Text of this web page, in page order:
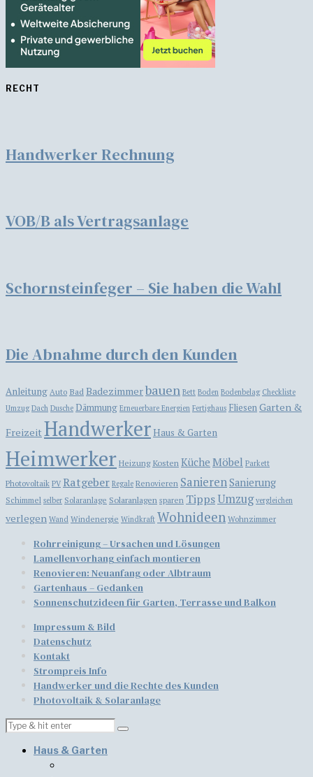
RECHT
Handwerker Rechnung
VOB/B als Vertragsanlage
Schornsteinfeger – Sie haben die Wahl
Die Abnahme durch den Kunden
Anleitung Auto Bad Badezimmerbauen Bett Boden Bodenbelag Checkliste
Umzug Dach Dusche Dämmung Erneuerbare Energien Fertighaus FliesenGarten &
FreizeitHandwerker Haus & Garten
Heimwerker Heizung Kosten Küche Möbel Parkett
Photovoltaik PV Ratgeber Regale Renovieren SanierenSanierung
Schimmel selber Solaranlage Solaranlagen sparen TippsUmzug vergleichen
verlegen Wand Windenergie Windkraft Wohnideen Wohnzimmer
Rohrreinigung – Ursachen und Lösungen
Lamellenvorhang einfach montieren
​​Renovieren: Neuanfang oder Albtraum
Gartenhaus – Gedanken
Sonnenschutzideen für Garten, Terrasse und Balkon
Impressum & Bild
Datenschutz
Kontakt
Strompreis Info
Handwerker und die Rechte des Kunden
Photovoltaik & Solaranlage
Haus & Garten